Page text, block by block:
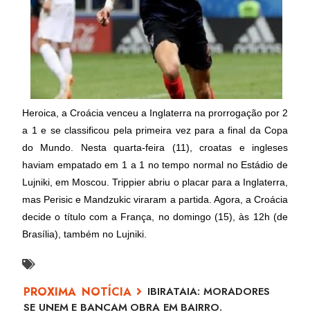
Heroica, a Croácia venceu a Inglaterra na prorrogação por 2
a 1 e se classificou pela primeira vez para a final da Copa
do Mundo. Nesta quarta-feira (11), croatas e ingleses
haviam empatado em 1 a 1 no tempo normal no Estádio de
Lujniki, em Moscou. Trippier abriu o placar para a Inglaterra,
mas Perisic e Mandzukic viraram a partida. Agora, a Croácia
decide o título com a França, no domingo (15), às 12h (de
Brasília), também no Lujniki.
IBIRATAIA: MORADORES
SE UNEM E BANCAM OBRA EM BAIRRO.